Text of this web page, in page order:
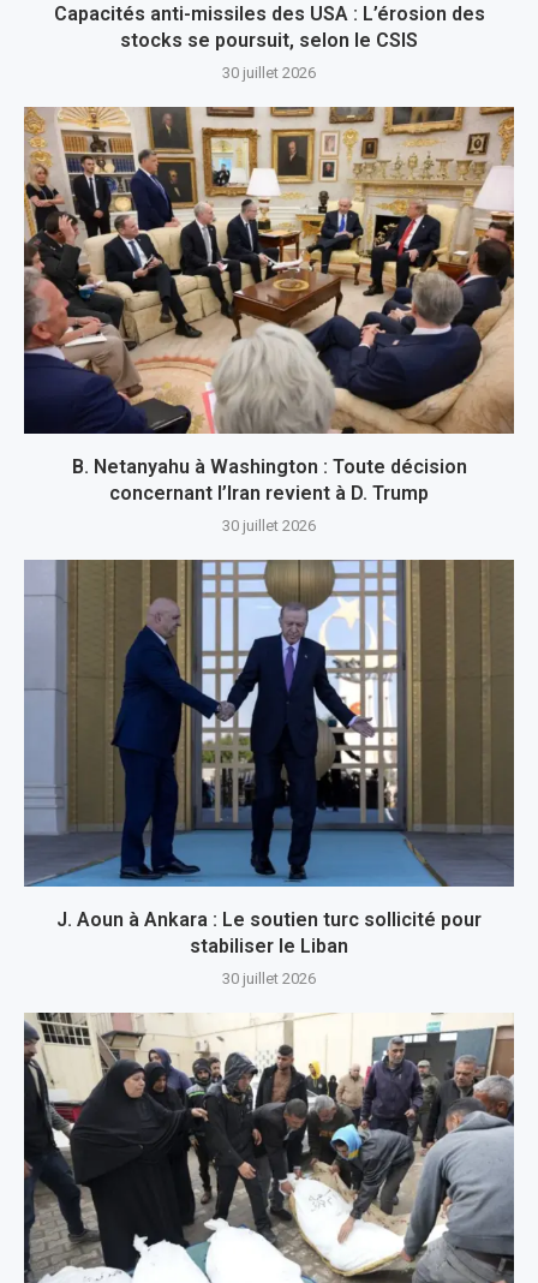
Capacités anti-missiles des USA : L’érosion des
stocks se poursuit, selon le CSIS
30 juillet 2026
B. Netanyahu à Washington : Toute décision
concernant l’Iran revient à D. Trump
30 juillet 2026
J. Aoun à Ankara : Le soutien turc sollicité pour
stabiliser le Liban
30 juillet 2026